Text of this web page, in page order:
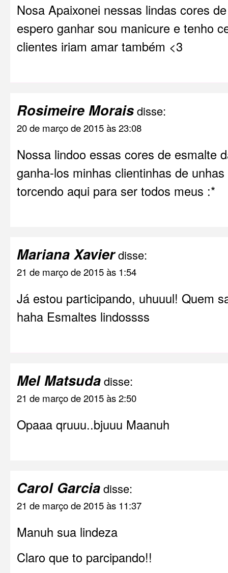
Nosa Apaixonei nessas lindas cores
espero ganhar sou manicure e tenho
clientes iriam amar também <3
Rosimeire Moraisdisse:
20 de março de 2015 às 23:08
Nossa lindoo essas cores de esmalte
ganha-los minhas clientinhas de
torcendo aqui para ser todos meus :*
Mariana Xavierdisse:
21 de março de 2015 às 1:54
Já estou participando, uhuuul! Quem
haha Esmaltes lindossss
Mel Matsudadisse:
21 de março de 2015 às 2:50
Opaaa qruuu..bjuuu Maanuh
Carol Garciadisse:
21 de março de 2015 às 11:37
Manuh sua lindeza
Claro que to parcipando!!